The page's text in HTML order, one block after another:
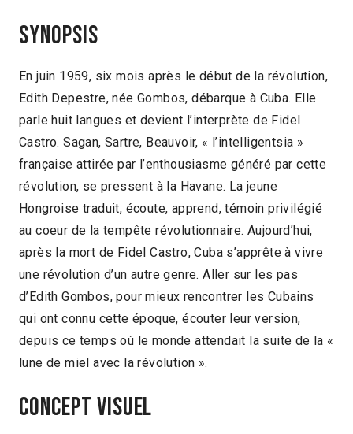
Synopsis
En juin 1959, six mois après le début de la révolution,
Edith Depestre, née Gombos, débarque à Cuba. Elle
parle huit langues et devient l’interprète de Fidel
Castro. Sagan, Sartre, Beauvoir, « l’intelligentsia »
française attirée par l’enthousiasme généré par cette
révolution, se pressent à la Havane. La jeune
Hongroise traduit, écoute, apprend, témoin privilégié
au coeur de la tempête révolutionnaire. Aujourd’hui,
après la mort de Fidel Castro, Cuba s’apprête à vivre
une révolution d’un autre genre. Aller sur les pas
d’Edith Gombos, pour mieux rencontrer les Cubains
qui ont connu cette époque, écouter leur version,
depuis ce temps où le monde attendait la suite de la «
lune de miel avec la révolution ».
Concept visuel